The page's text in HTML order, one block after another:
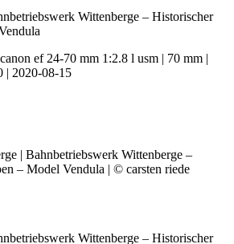
Wittenberge – Historischer
ef 24-70 mm 1:2.8 l usm | 70 mm |
| 2020-08-15
Wittenberge – Historischer